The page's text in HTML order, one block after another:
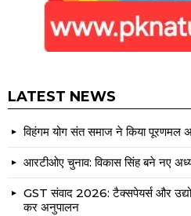
LATEST NEWS
विहंगम योग संत समाज ने किया पूरणमल
आरटीओए चुनाव: विकास सिंह बने नए
GST संवाद 2026: टैक्सपेयर्स और
कर अनुपालन